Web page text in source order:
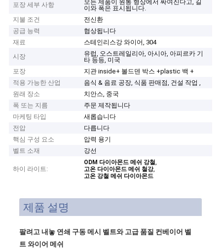
포장 세부 사항
모든 제품이 원통 형상에서 싸여진다고, 길
이와 폭은 표시됩니다.
지불 조건
전신환
공급 능력
협상됩니다
재료
스테인리스강 와이어, 304
시장
유럽, 오스트레일리아, 아시아, 아피르카 기
타 등등, 미국
포장
지관 inside+ 볼드덴 박스 +plastic 백 +
적용 가능한 산업
음식 & 음료 공장, 식품 판매점, 건설 작업 ,
원래 장소
치안스, 중국
폭 또는 지름
주문 제작됩니다
마케팅 타입
새롭습니다
전압
다릅니다
핵심 구성 요소
압력 용기
벨트 소재
강선
하이 라이트:
ODM 다이아몬드 메쉬 강철,
고온 다이아몬드 메쉬 철강,
고온 강철 메쉬 다이아몬드
제품 설명
팔려고 내놓 연쇄 구동 메시 벨트와 고급 품질 컨베이어 벨
트 와이어 메쉬